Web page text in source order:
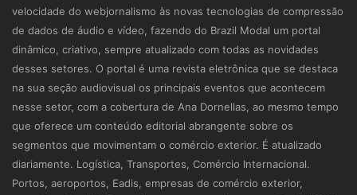
velocidade do webjornalismo às novas tecnologias de compressão
de dados de áudio e vídeo, fazendo do Brazil Modal um portal
dinâmico, criativo, sempre atualizado com todas as novidades
desses setores. O portal é uma revista eletrônica que se destaca
na sua seção audiovisual os principais eventos que acontecem
nesse setor, com a cobertura de Ana Dornellas, ao mesmo tempo
que oferece um conteúdo editorial abrangente sobre os
segmentos que movimentam o comércio exterior. É atualizado
diariamente. Logística, Transportes, Comércio Internacional.
Portos, aeroportos, Eadis, empresas de comércio exterior,